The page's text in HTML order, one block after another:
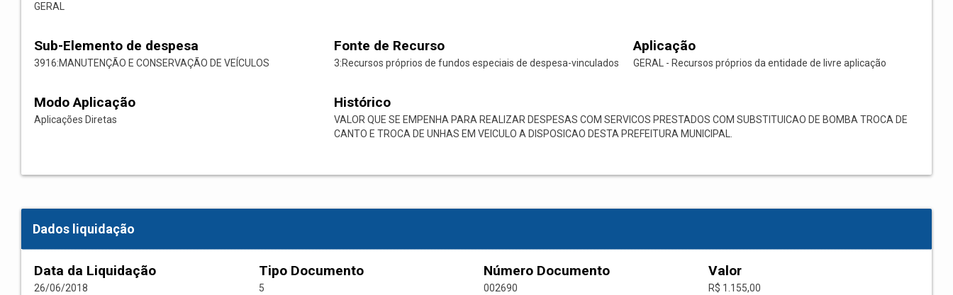
GERAL
Sub-Elemento de despesa
3916:MANUTENÇÃO E CONSERVAÇÃO DE VEÍCULOS
Fonte de Recurso
3:Recursos próprios de fundos especiais de despesa-vinculados
Aplicação
GERAL - Recursos próprios da entidade de livre aplicação
Modo Aplicação
Aplicações Diretas
Histórico
VALOR QUE SE EMPENHA PARA REALIZAR DESPESAS COM SERVICOS PRESTADOS COM SUBSTITUICAO DE BOMBA TROCA DE
CANTO E TROCA DE UNHAS EM VEICULO A DISPOSICAO DESTA PREFEITURA MUNICIPAL.
Dados liquidação
Data da Liquidação
26/06/2018
Tipo Documento
5
Número Documento
002690
Valor
R$ 1.155,00